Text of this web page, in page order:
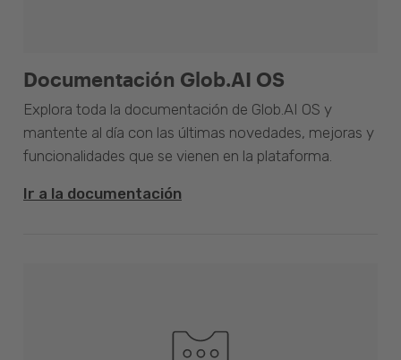
Documentación Glob.AI OS
Explora toda la documentación de Glob.AI OS y
mantente al día con las últimas novedades, mejoras y
funcionalidades que se vienen en la plataforma.
Ir a la documentación